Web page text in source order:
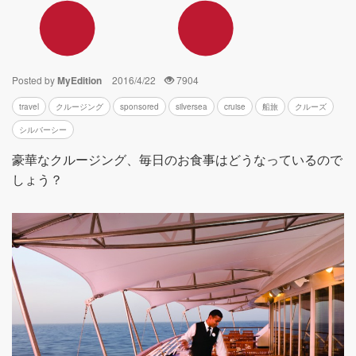
Posted byMyEdition 2016/4/22 7904
travel クルージング sponsored silversea cruise 船旅 クルーズ
シルバーシー
豪華なクルージング、毎日のお食事はどうなっているので
しょう？